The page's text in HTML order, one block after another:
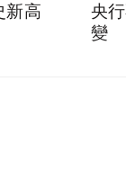
新高
央
變